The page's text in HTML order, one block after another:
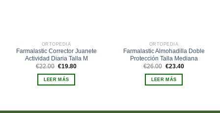
ORTOPEDIA
Farmalastic Corrector Juanete
Actividad Diaria Talla M
€22.00 El
original
era:
€22.00.
€19.80El
LEER MÁS
ORTOPEDIA
Farmalastic Almohadilla Doble
Protección Talla Mediana
€26.00 El
original
era:
€26.00.
€23.40El
LEER MÁS